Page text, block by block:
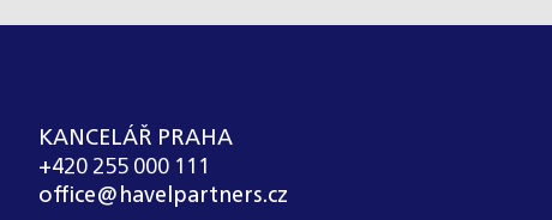
KANCELÁŘ PRAHA
+420 255 000 111
office@havelpartners.cz